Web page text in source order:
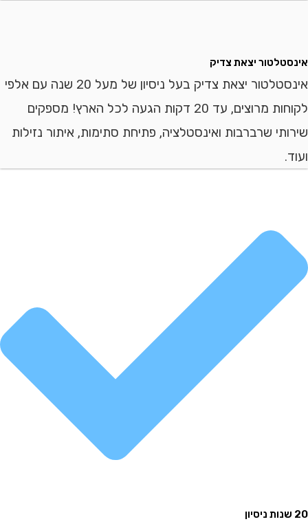
יצאת צדיק
אינסטלטור יצאת צדיק בעל ניסיון של מעל 20 שנה עם אלפי
לקוחות מרוצים, עד 20 דקות הגעה לכל הארץ! מספקים
שרברבות ואינסטלציה, פתיחת סתימות, איתור נזילות